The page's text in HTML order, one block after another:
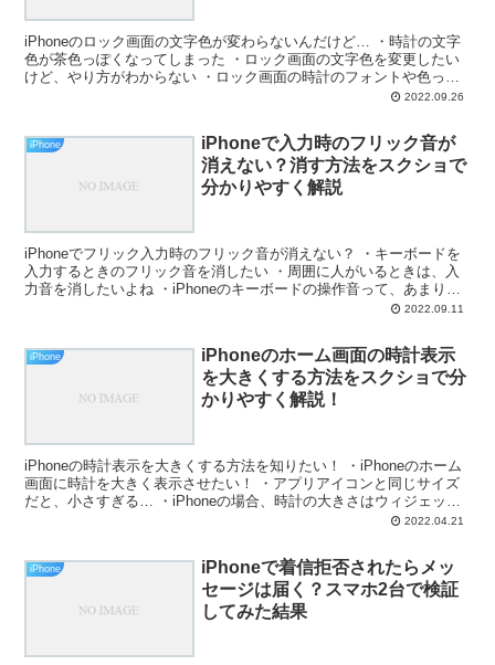
iPhoneのロック画面の文字色が変わらないんだけど… ・時計の文字
色が茶色っぽくなってしまった ・ロック画面の文字色を変更したい
けど、やり方がわからない ・ロック画面の時計のフォントや色って
2022.09.26
iPhone
iPhoneで入力時のフリック音が
消えない？消す方法をスクショで
分かりやすく解説
iPhoneでフリック入力時のフリック音が消えない？ ・キーボードを
入力するときのフリック音を消したい ・周囲に人がいるときは、入
力音を消したいよね ・iPhoneのキーボードの操作音って、あまり必
2022.09.11
iPhone
iPhoneのホーム画面の時計表示
を大きくする方法をスクショで分
かりやすく解説！
iPhoneの時計表示を大きくする方法を知りたい！ ・iPhoneのホーム
画面に時計を大きく表示させたい！ ・アプリアイコンと同じサイズ
だと、小さすぎる… ・iPhoneの場合、時計の大きさはウィジェット
2022.04.21
iPhone
iPhoneで着信拒否されたらメッ
セージは届く？スマホ2台で検証
してみた結果